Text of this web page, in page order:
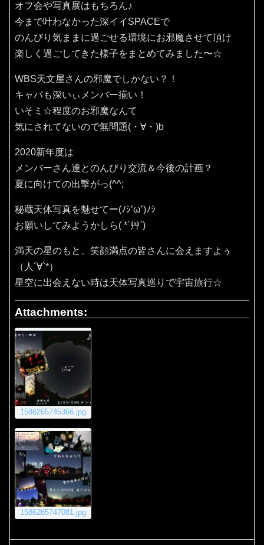
オフ会や写真展はもちろん♪
今まで叶わなかった深イイSPACEで
のんびり気ままに過ごせる環境にお邪魔させて頂け
楽しく過ごしてきた様子をまとめてみました〜☆
WBS天文屋さんの邪魔でしかない？！
キャパも深いぃメンバー揃い！
いそミ☆程度のお邪魔なんて
気にされてないので無問題(・∀・)b
2020新年度は
メンバーさん達とのんびり交流＆今後の計画？
夏に向けての出撃がっ(^^;
秘蔵天体写真を魅せてー(ﾉｼ’ω’)ﾉｼ
お願いしてみようかしら( *´艸`)
満天の星のもと、笑顔満点の皆さんに会えますよぅ
（人´∀`*）
星空に出会えない時は天体写真巡りで宇宙旅行☆
Attachments:
1586265745366.jpg
1586265747081.jpg